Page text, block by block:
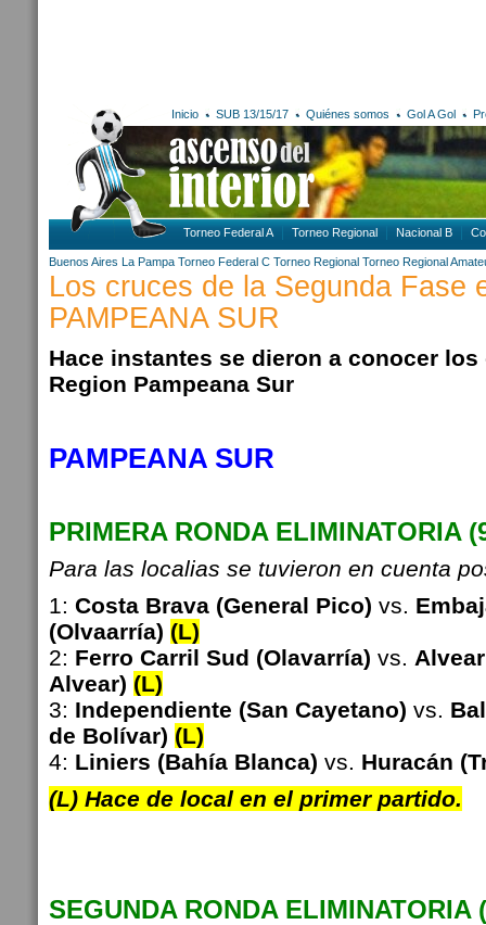
Inicio SUB 13/15/17 Quiénes somos Gol A Gol
Torneo Federal A Torneo Regional Nacional B
Buenos Aires La Pampa Torneo Federal C Torneo Regional Torneo Regional
Los cruces de la Segunda Fase
PAMPEANA SUR
Hace instantes se dieron a conocer los
Region Pampeana Sur
PAMPEANA SUR
PRIMERA RONDA ELIMINATORIA
Para las localias se tuvieron en cuenta
1: Costa Brava (General Pico) vs.
(Olvaarría) (L)
2: Ferro Carril Sud (Olavarría) vs.
Alvear) (L)
3: Independiente (San Cayetano) vs.
de Bolívar) (L)
4: Liniers (Bahía Blanca) vs. Huracán
(L) Hace de local en el primer partido.
SEGUNDA RONDA ELIMINATORIA